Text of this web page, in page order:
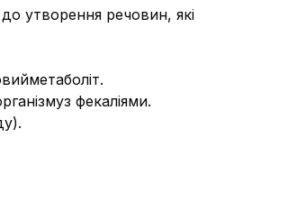
утворення речовин, які
фекаліями.